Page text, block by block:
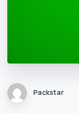
Packstar